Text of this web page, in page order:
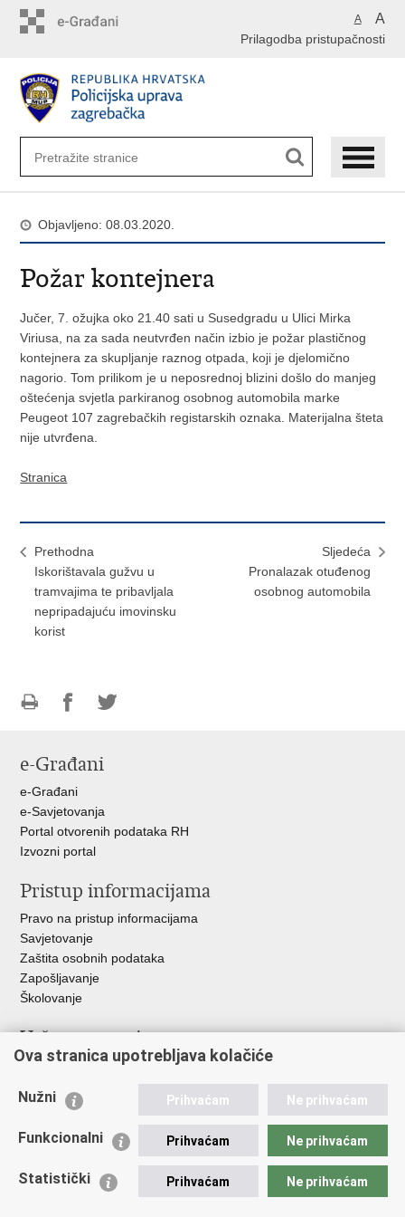
A A
Prilagodba pristupačnosti
Objavljeno: 08.03.2020.
Požar kontejnera
Jučer, 7. ožujka oko 21.40 sati u Susedgradu u Ulici Mirka
Viriusa, na za sada neutvrđen način izbio je požar plastičnog
kontejnera za skupljanje raznog otpada, koji je djelomično
nagorio. Tom prilikom je u neposrednoj blizini došlo do manjeg
oštećenja svjetla parkiranog osobnog automobila marke
Peugeot 107 zagrebačkih registarskih oznaka. Materijalna šteta
nije utvrđena.
Stranica
Prethodna
Iskorištavala gužvu u
tramvajima te pribavljala
nepripadajuću imovinsku
korist
Sljedeća
Pronalazak otuđenog
osobnog automobila
FacebookuTwitteru
e-Građani
e-Građani
e-Savjetovanja
Portal otvorenih podataka RH
Izvozni portal
Pristup informacijama
Pravo na pristup informacijama
Savjetovanje
Zaštita osobnih podataka
Zapošljavanje
Školovanje
Važne poveznice
Ministarstvo unutarnjih poslova
Udruge
Policijska akademija
Zaklada policijske solidarnosti
Ova stranica upotrebljava kolačiće
Nužni Prihvaćam Ne prihvaćam
Funkcionalni Prihvaćam Ne prihvaćam
Statistički Prihvaćam Ne prihvaćam